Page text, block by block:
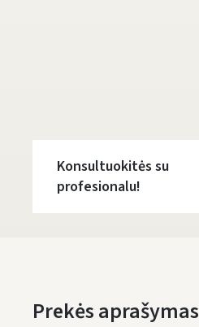
Konsultuokitės su
profesionalu!
Prekės aprašymas